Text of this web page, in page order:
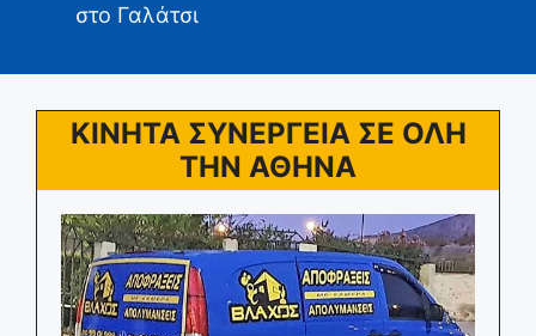
στο Γαλάτσι
ΚΙΝΗΤΑ ΣΥΝΕΡΓΕΙΑ ΣΕ ΟΛΗ
ΤΗΝ ΑΘΗΝΑ